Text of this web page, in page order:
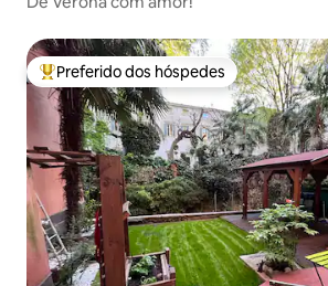
Entre os melhores preferidos dos
Preferido dos hóspedes